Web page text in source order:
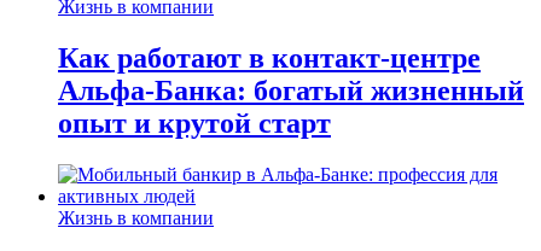
Жизнь в компании
Как работают в контакт-центре
Альфа-Банка: богатый жизненный
опыт и крутой старт
Жизнь в компании